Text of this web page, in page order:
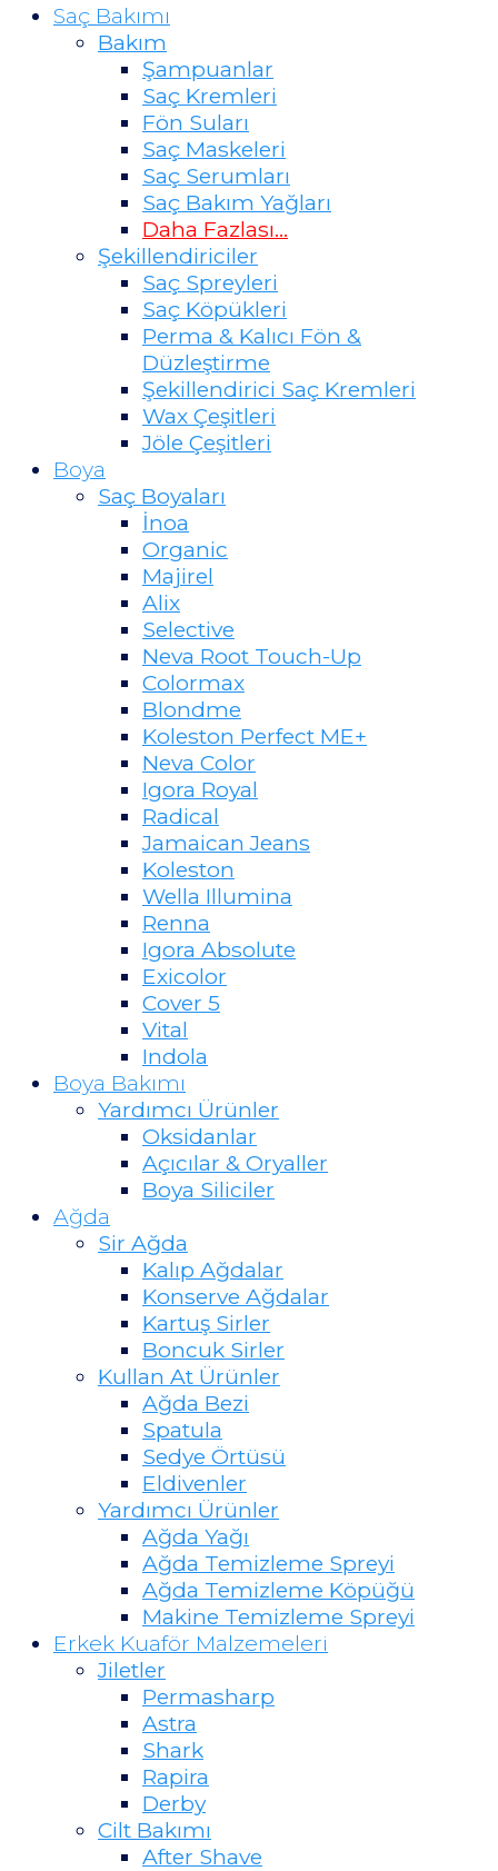
Saç Bakımı
Bakım
Şampuanlar
Saç Kremleri
Fön Suları
Saç Maskeleri
Saç Serumları
Saç Bakım Yağları
Daha Fazlası…
Şekillendiriciler
Saç Spreyleri
Saç Köpükleri
Perma & Kalıcı Fön &
Düzleştirme
Şekillendirici Saç Kremleri
Wax Çeşitleri
Jöle Çeşitleri
Boya
Saç Boyaları
İnoa
Organic
Majirel
Alix
Selective
Neva Root Touch-Up
Colormax
Blondme
Koleston Perfect ME+
Neva Color
Igora Royal
Radical
Jamaican Jeans
Koleston
Wella Illumina
Renna
Igora Absolute
Exicolor
Cover 5
Vital
Indola
Boya Bakımı
Yardımcı Ürünler
Oksidanlar
Açıcılar & Oryaller
Boya Siliciler
Ağda
Sir Ağda
Kalıp Ağdalar
Konserve Ağdalar
Kartuş Sirler
Boncuk Sirler
Kullan At Ürünler
Ağda Bezi
Spatula
Sedye Örtüsü
Eldivenler
Yardımcı Ürünler
Ağda Yağı
Ağda Temizleme Spreyi
Ağda Temizleme Köpüğü
Makine Temizleme Spreyi
Erkek Kuaför Malzemeleri
Jiletler
Permasharp
Astra
Shark
Rapira
Derby
Cilt Bakımı
After Shave